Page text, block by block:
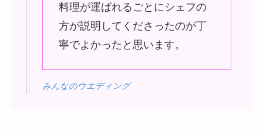
料理が運ばれるごとにシェフの
方が説明してくださったのが丁
寧でよかったと思います。
みんなのウエディング